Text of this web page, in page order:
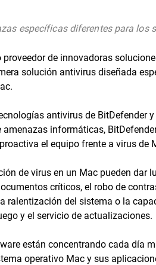
específicas diferentes para los
de innovadoras
solución antivirus diseñada
antivirus de BitDefender
informáticas,
el equipo frente a virus de
de virus en un Mac pueden dar
críticos, el robo de
ralentización del sistema o la
y el servicio de actualizaciones.
están concentrando cada día
operativo Mac y sus